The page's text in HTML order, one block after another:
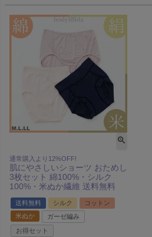
通常購入より12%OFF!
肌にやさしいショーツ おためし
3枚セット 綿100%・シルク
100%・米ぬか繊維 送料無料
送料無料 シルク
コットン
米ぬか
ガーゼ編み
お得セット